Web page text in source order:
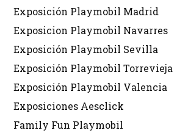
Exposición Playmobil Madrid
Exposicion Playmobil Navarres
Exposición Playmobil Sevilla
Exposición Playmobil Torrevieja
Exposición Playmobil Valencia
Exposiciones Aesclick
Family Fun Playmobil